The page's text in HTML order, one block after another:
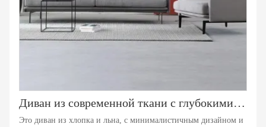
Диван из современной ткани с глубокими мягкими диванами HYB-1002
Это диван из хлопка и льна, с минималистичным дизайном и